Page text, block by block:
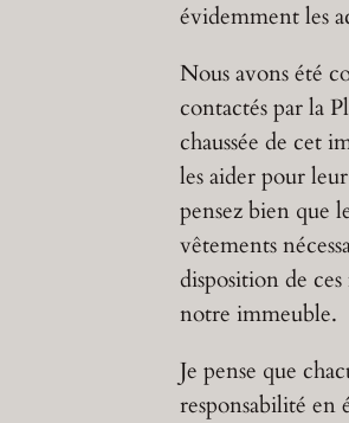
évidemment les
Nous avons été
contactés par la
chaussée de cet
les aider pour
pensez bien que
vêtements
disposition de
notre immeuble.
Je pense que
responsabilité en